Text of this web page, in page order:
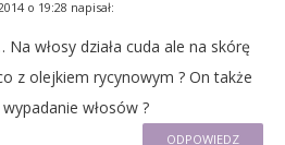
o 19:28 napisał:
włosy działa cuda ale na skórę
z olejkiem rycynowym ? On także
włosów ?
ODPOWIEDZ